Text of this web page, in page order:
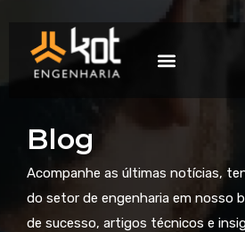
Blog
Acompanhe as últimas notícias,
do setor de engenharia em nosso
de sucesso, artigos técnicos e